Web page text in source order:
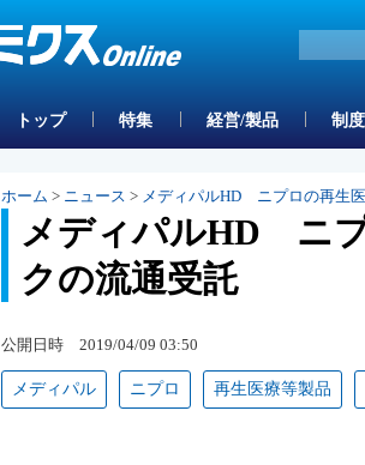
トップ 特集 経営/製品 制
ホーム > ニュース > メディパルHD ニプロの再生
メディパルHD ニ
クの流通受託
公開日時 2019/04/09 03:50
メディパル ニプロ 再生医療等製品